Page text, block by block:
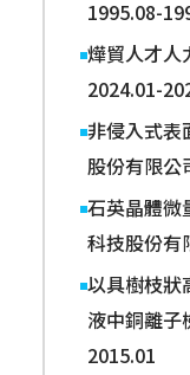
1995.08-
燁貿人才人
2024.01-
非侵入式表
股份有限公
石英晶體微
科技股份有
以具樹枝狀
液中銅離子
2015.01